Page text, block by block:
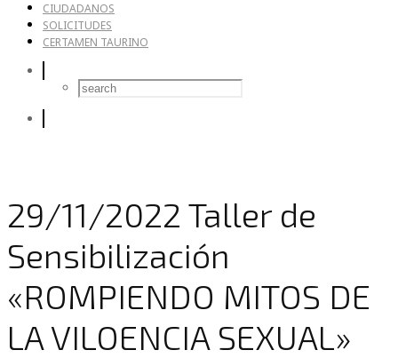
CIUDADANOS
SOLICITUDES
CERTAMEN TAURINO
29/11/2022 Taller de
Sensibilización
«ROMPIENDO MITOS DE
LA VILOENCIA SEXUAL»